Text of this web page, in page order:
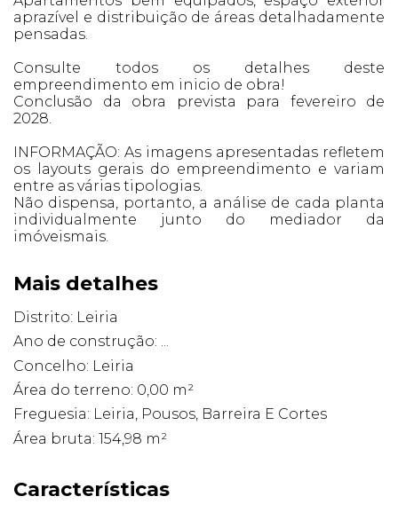
aprazível e distribuição de áreas detalhadamente
pensadas.
Consulte todos os detalhes deste
empreendimento em inicio de obra!
Conclusão da obra prevista para fevereiro de
2028.
INFORMAÇÃO: As imagens apresentadas refletem
os layouts gerais do empreendimento e variam
entre as várias tipologias.
Não dispensa, portanto, a análise de cada planta
individualmente junto do mediador da
imóveismais.
Mais detalhes
Distrito: Leiria
Ano de construção: ...
Concelho: Leiria
Área do terreno: 0,00 m²
Freguesia: Leiria, Pousos, Barreira E Cortes
Área bruta: 154,98 m²
Características